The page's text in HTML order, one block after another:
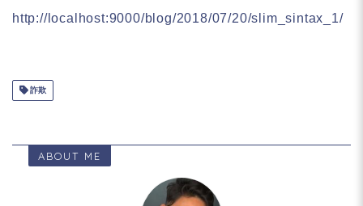
http://localhost:9000/blog/2018/07/20/slim_sintax_1/
詐欺
ABOUT ME